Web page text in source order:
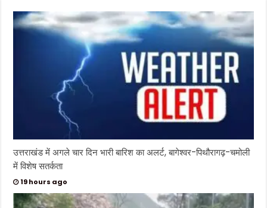
उत्तराखंड में अगले चार दिन भारी बारिश का अलर्ट, बागेश्वर-पिथौरागढ़-चमोली
में विशेष सतर्कता
19 hours ago